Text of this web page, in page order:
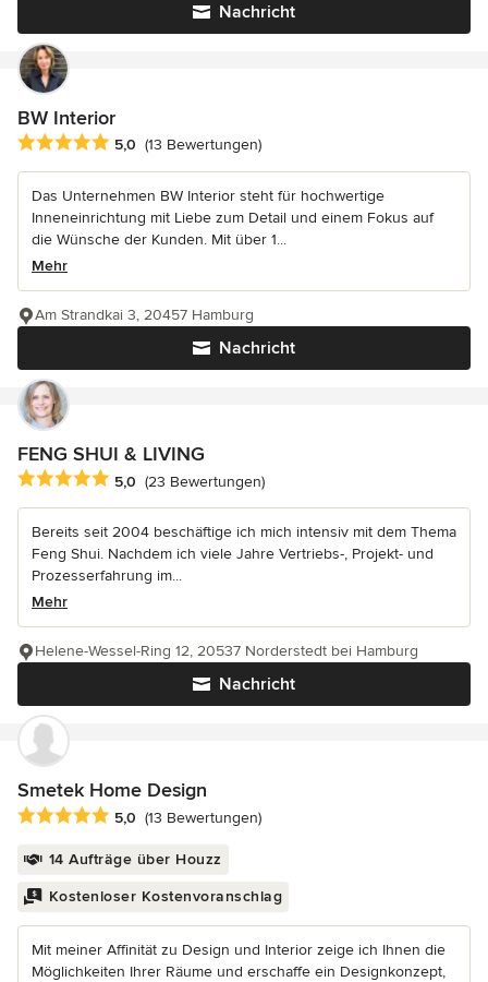
Nachricht
BW Interior
Durchschnittliche Bewertung: 5 von 5 Sternen
5,0 (13 Bewertungen)
Das Unternehmen BW Interior steht für hochwertige
Inneneinrichtung mit Liebe zum Detail und einem Fokus auf
die Wünsche der Kunden. Mit über 1...
Mehr
Nachricht
Am Strandkai 3, 20457 Hamburg
FENG SHUI & LIVING
Durchschnittliche Bewertung: 5 von 5 Sternen
5,0 (23 Bewertungen)
Bereits seit 2004 beschäftige ich mich intensiv mit dem Thema
Feng Shui. Nachdem ich viele Jahre Vertriebs-, Projekt- und
Prozesserfahrung im...
Mehr
Nachricht
Helene-Wessel-Ring 12, 20537 Norderstedt bei Hamburg
Smetek Home Design
Durchschnittliche Bewertung: 5 von 5 Sternen
5,0 (13 Bewertungen)
14 Aufträge über Houzz
Kostenloser Kostenvoranschlag
Mit meiner Affinität zu Design und Interior zeige ich Ihnen die
Möglichkeiten Ihrer Räume und erschaffe ein Designkonzept,